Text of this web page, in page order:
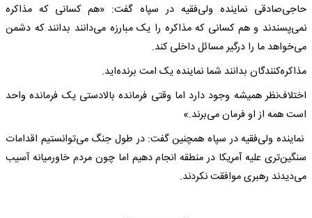
حاجی‌صادقی نماینده ولی‌فقیه در سپاه گفت: «هم کسانی که مذاکره
نمی‌پسندند و هم کسانی که مذاکره را یک مبارزه می‌دانند بدانند که دشمن
می‌خواهد ما را درگیر مسائل داخلی کند.
مذاکره‌کنندگان بدانند شما نماینده یک امت برنده‌اید.
اختلاف‌نظر همیشه وجود دارد اما وقتی فرمانده بالادستی یک فرمانده واحد
است همه از او فرمان می‌برند.»
نماینده ولی‌فقیه در سپاه همچنین گفت: در طول جنگ می‌توانستیم اقدامات
سنگین‌تری علیه آمریکا در منطقه انجام دهیم اما چون مردم خاورمیانه آسیب
می‌دیدند رهبری موافقت نکردند.